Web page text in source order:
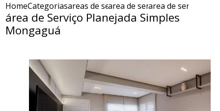
HomeCategoriasareas de servico planejadas
area de servico projetada
area de servico
área de Serviço Planejada Simples
Mongaguá